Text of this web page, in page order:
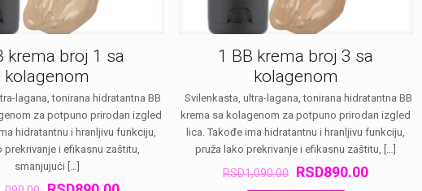
krema broj 1 sa
kolagenom
lagana, tonirana hidratantna BB
za potpuno prirodan izgled
hidratantnu i hranljivu funkciju,
prekrivanje i efikasnu zaštitu,
smanjujući
1 BB krema broj 3 sa
kolagenom
Svilenkasta, ultra-lagana, tonirana hidratantna BB
krema sa kolagenom za potpuno prirodan izgled
lica. Takođe ima hidratantnu i hranljivu funkciju,
pruža lako prekrivanje i efikasnu zaštitu,
RSD1,090.00 Оригинална
RSD890.00Тренутна